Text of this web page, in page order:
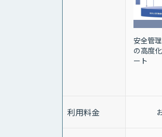
安全管
の高度
ート
利用料金